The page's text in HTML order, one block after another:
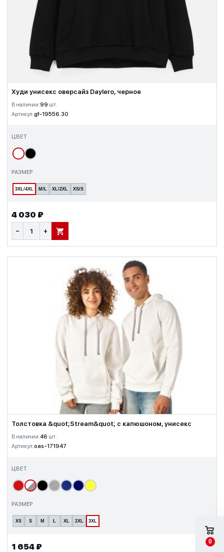
Худи унисекс оверсайз Daylero, черное
В наличии:99 шт.
Артикул:gf-19556.30
ЦВЕТ
РАЗМЕР
3XL/4XL M/L XL/2XL XS/S
4 030 ₽
− + В КОРЗИНУ
Толстовка &quot;Stream&quot; с капюшоном, унисекс
В наличии:46 шт.
Артикул:oas-171947
ЦВЕТ
РАЗМЕР
XS S M XL 2XL 3XL
1 654 ₽
0